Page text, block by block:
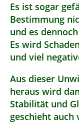
Es ist sogar
Bestimmung
und es
Es wird
und viel
Aus dieser
heraus wird
Stabilität und
geschieht auch